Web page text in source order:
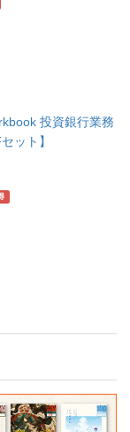
投資銀行業務
ット】